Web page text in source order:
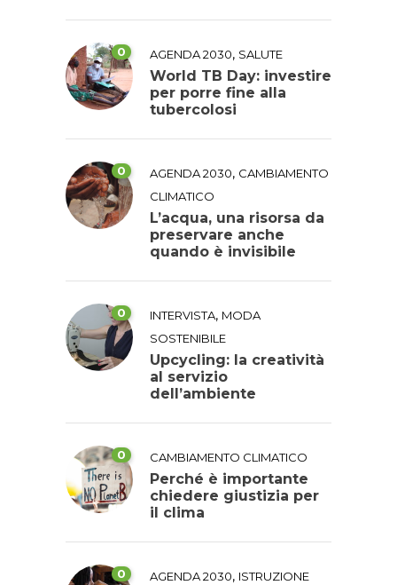
0 AGENDA 2030, SALUTE
World TB Day: investire
per porre fine alla
tubercolosi
0 AGENDA 2030, CAMBIAMENTO
CLIMATICO
L’acqua, una risorsa da
preservare anche
quando è invisibile
0 INTERVISTA, MODA
SOSTENIBILE
Upcycling: la creatività
al servizio
dell’ambiente
0 CAMBIAMENTO CLIMATICO
Perché è importante
chiedere giustizia per
il clima
0 AGENDA 2030, ISTRUZIONE